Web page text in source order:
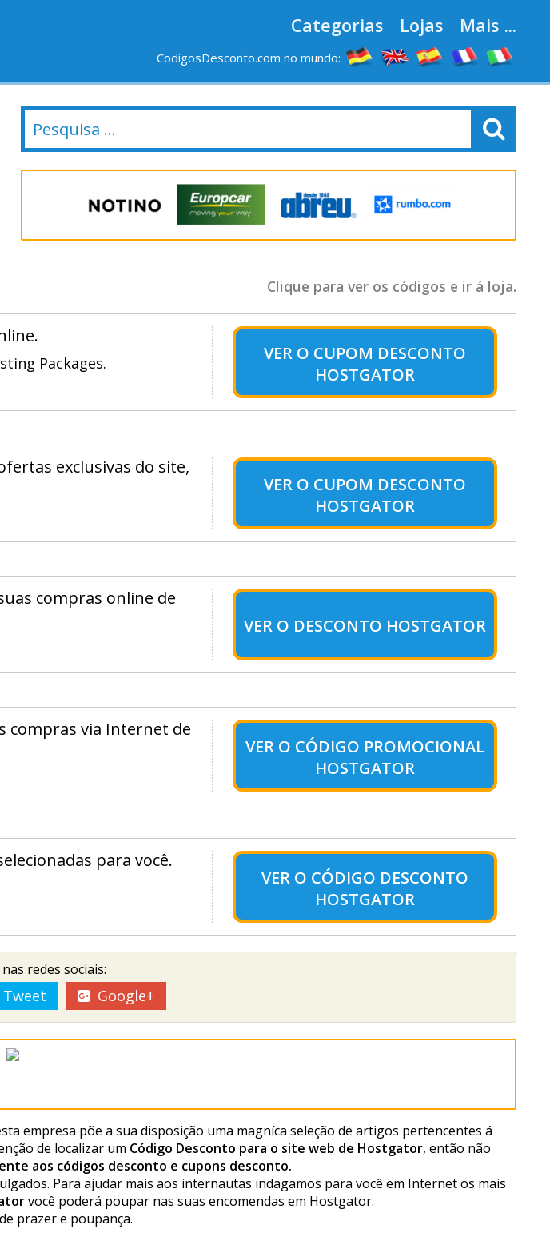
Categorias Lojas Mais ...
CodigosDesconto.com no mundo:
NOVAS LOJAS
Clique para ver os códigos e ir á loja.
Packages.
VER O CUPOM DESCONTO
HOSTGATOR
exclusivas do site,
VER O CUPOM DESCONTO
HOSTGATOR
compras online de
VER O DESCONTO HOSTGATOR
compras via Internet de
VER O CÓDIGO PROMOCIONAL
HOSTGATOR
para você.
VER O CÓDIGO DESCONTO
HOSTGATOR
redes sociais:
Tweet Google+
empresa põe a sua disposição uma magnífica seleção de artigos pertencentes á
de localizar um Código Desconto para o site web de Hostgator, então não
aos códigos desconto e cupons desconto.
Para ajudar mais aos internautas indagamos para você em Internet os mais
você poderá poupar nas suas encomendas em Hostgator.
prazer e poupança.